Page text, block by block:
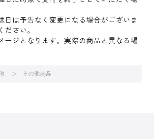
は予告なく変更になる場合がございま
さい。
ージとなります。実際の商品と異なる場
その他商品